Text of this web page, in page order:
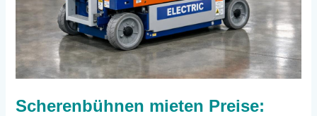
Scherenbühnen mieten Preise: